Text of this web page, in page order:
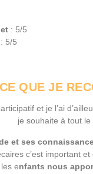
: 5/5
: 5/5
QUE JE
et je l’ai
je souhaite à tout
et ses
c’est important et
les enfants nous